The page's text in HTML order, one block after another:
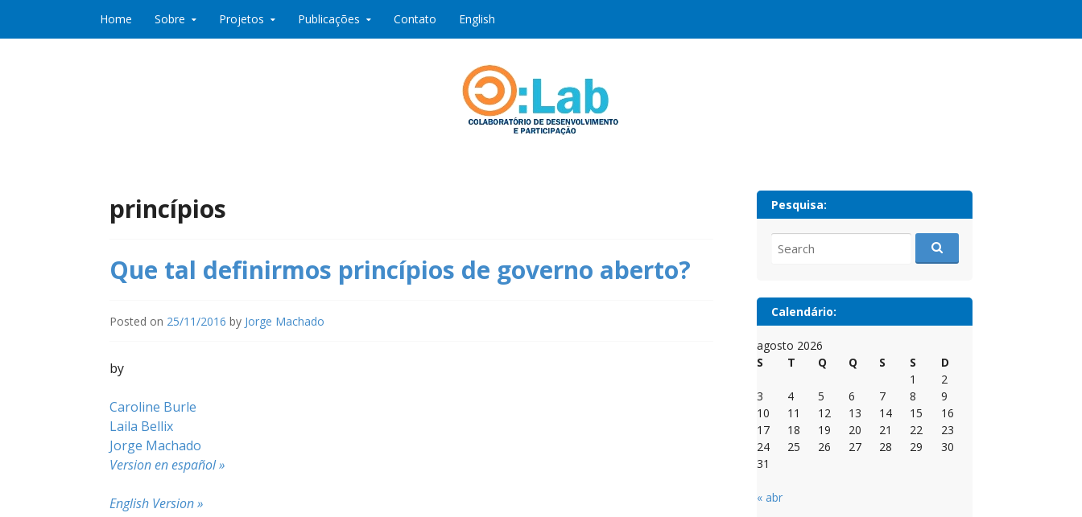
Home Sobre Projetos Publicações Contato English
princípios
Que tal definirmos princípios de governo aberto?
Posted on 25/11/2016 by Jorge Machado
by
Caroline Burle
Laila Bellix
Jorge Machado
Version en español »
English Version »
Pesquisa:
for:
Calendário:
agosto 2026
S
T Q Q S S
D
1
2
3
4 5 6 7 8
9
10
11 12 13 14 15
16
17
18 19 20 21 22
23
24
25 26 27 28 29
30
31
« abr